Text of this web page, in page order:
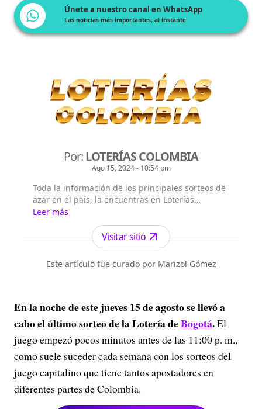
Únete a nuestro canal en WhatsApp
Las noticias más importantes, al instante
Por:LOTERÍAS COLOMBIA
Ago 15, 2024 - 10:54 pm
Toda la información de los principales sorteos de
azar en el país, la encuentras en Loterías
Colombia.
Leer más
Visitar sitio
Este artículo fue curado por Marizol Gómez
En la noche de este jueves 15 de agosto se llevó a
cabo el último sorteo de la Lotería deBogotá.El
juego empezó pocos minutos antes de las 11:00 p. m.,
como suele suceder cada semana con los sorteos del
juego capitalino que tiene tantos apostadores en
diferentes partes de Colombia.